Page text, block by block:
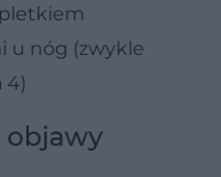
u nóg (zwykle
4)
objawy